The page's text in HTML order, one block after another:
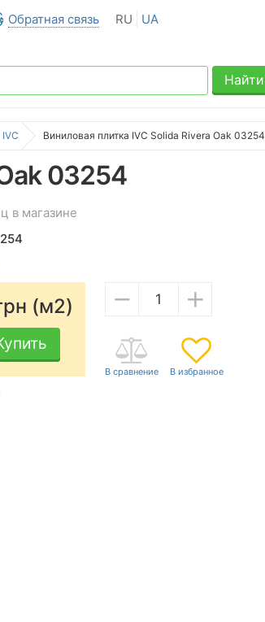
Обратная связь RU
UA
Найти
Виниловая плитка IVC Solida Rivera Oak 03254
03254
в магазине
(м2) − +